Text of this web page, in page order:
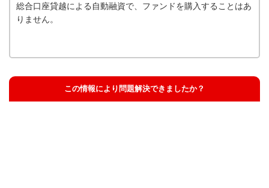
総合口座貸越による自動融資で、ファンドを購入することはあ
りません。
この情報により問題解決できましたか？